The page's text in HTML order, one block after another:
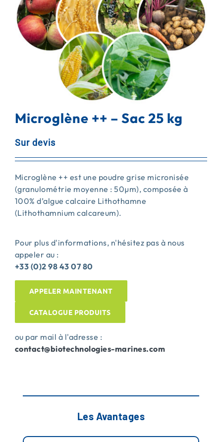
ACTUALITÉS
CONTACT
Microglène ++ – Sac 25 kg
Sur devis
Microglène ++ est une poudre grise micronisée
(granulométrie moyenne : 50µm), composée à
100% d’algue calcaire Lithothamne
(Lithothamnium calcareum).
Pour plus d'informations, n'hésitez pas à nous
appeler au :
+33 (0)2 98 43 07 80
APPELER MAINTENANT
CATALOGUE PRODUITS
ou par mail à l'adresse :
contact@biotechnologies-marines.com
Les Avantages